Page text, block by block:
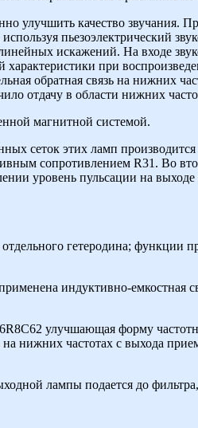
улучшить качество звучания.
пьезоэлектрический
искажений. На входе
при
обратная связь на нижних
отдачу в области нижних
магнитной системой.
сеток этих ламп производится
сопротивлением R31. Во
уровень пульсации на выходе
гетеродина; функции
индуктивно-емкостная
улучшающая форму
нижних частотах с выхода
лампы подается до